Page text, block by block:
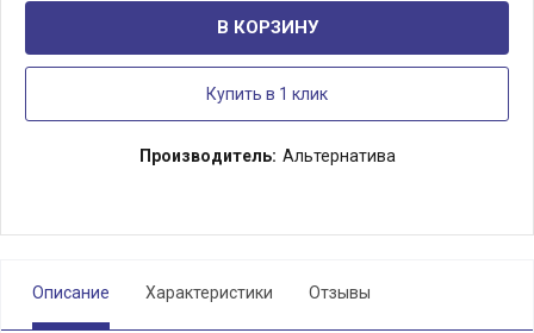
В КОРЗИНУ
Купить в 1 клик
Производитель: Альтернатива
Описание Характеристики Отзывы